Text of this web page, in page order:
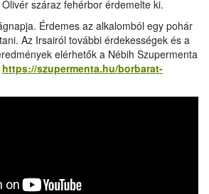
száraz fehérbor érdemelte ki.
Érdemes az alkalomból egy pohár
Az Irsairól további érdekességek és a
elérhetők a Nébih Szupermenta
https://szupermenta.hu/borbarat-